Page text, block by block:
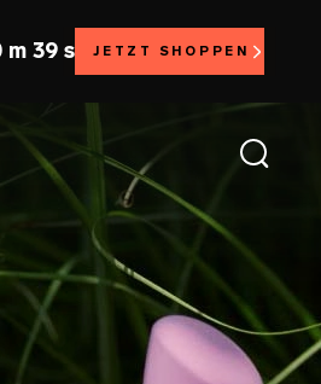
m 37 s JETZT SHOPPEN